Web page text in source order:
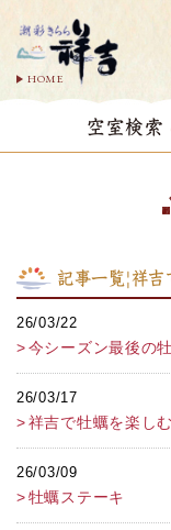
HOME
空室検索
記事一覧|祥吉
26/03/22
今シーズン最後の
26/03/17
祥吉で牡蠣を楽しむ
26/03/09
牡蠣ステーキ